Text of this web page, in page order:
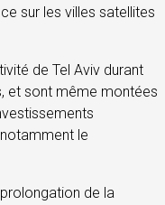
sur les villes satellites
de Tel Aviv durant
et sont même montées
le
de la